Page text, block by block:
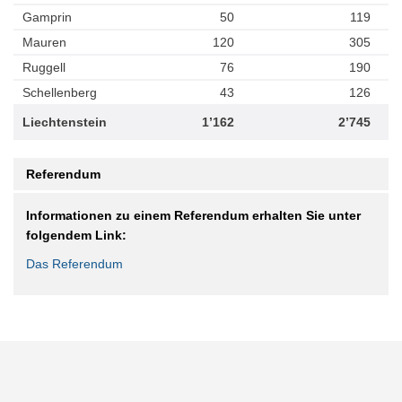
Gamprin 50
119
Mauren
120
305
Ruggell
76
190
Schellenberg
43 126
Liechtenstein 1’162 2’745
Referendum
Informationen zu einem Referendum erhalten Sie unter
folgendem Link:
Das Referendum